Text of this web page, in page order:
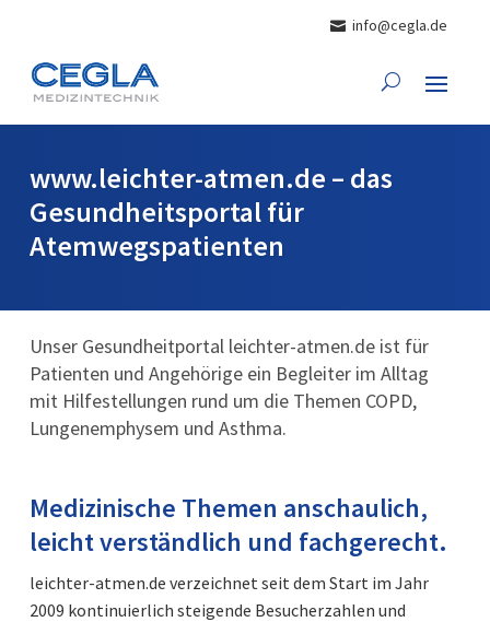
info@cegla.de
www.leichter-atmen.de – das
Gesundheitsportal für
Atemwegspatienten
Unser Gesundheitportal leichter-atmen.de ist für
Patienten und Angehörige ein Begleiter im Alltag
mit Hilfestellungen rund um die Themen COPD,
Lungenemphysem und Asthma.
Medizinische Themen anschaulich,
leicht verständlich und fachgerecht.
leichter-atmen.de verzeichnet seit dem Start im Jahr
2009 kontinuierlich steigende Besucherzahlen und